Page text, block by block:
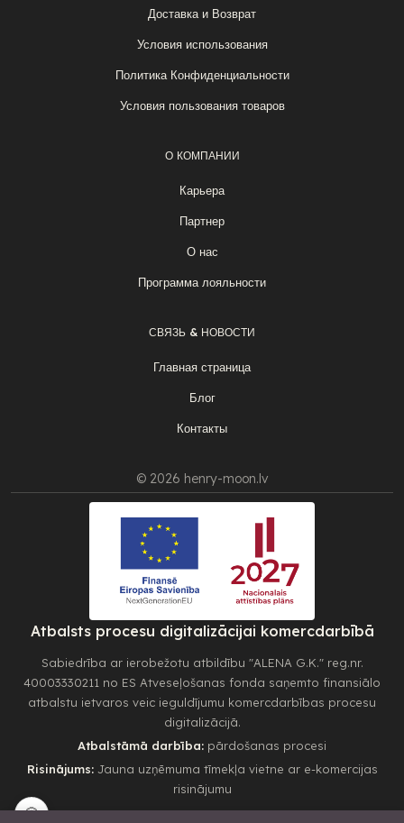
Доставка и Возврат
Условия использования
Политика Конфиденциальности
Условия пользования товаров
О КОМПАНИИ
Карьера
Партнер
О нас
Программа лояльности
СВЯЗЬ & НОВОСТИ
Главная страница
Блог
Контакты
© 2026 henry-moon.lv
Atbalsts procesu digitalizācijai komercdarbībā
Sabiedrība ar ierobežotu atbildību "ALENA G.K." reg.nr.
40003330211 no ES Atveseļošanas fonda saņemto finansiālo
atbalstu ietvaros veic ieguldījumu komercdarbības procesu
digitalizācijā.
Atbalstāmā darbība: pārdošanas procesi
Risinājums:Jauna uzņēmuma tīmekļa vietne ar e-komercijas
risinājumu
🍪